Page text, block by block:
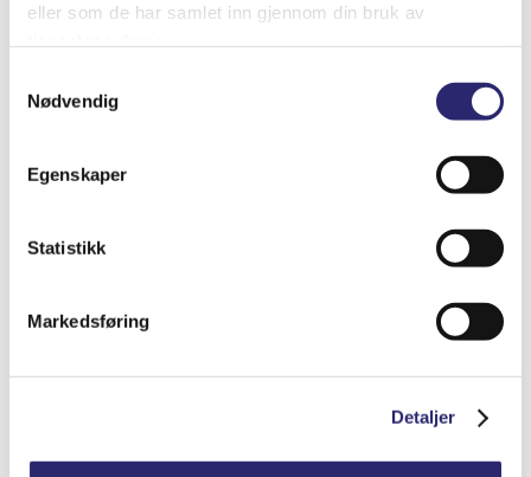
eller som de har samlet inn gjennom din bruk av
Nødvendig
Egenskaper
Statistikk
Markedsføring
Detaljer
Relaterte produkter